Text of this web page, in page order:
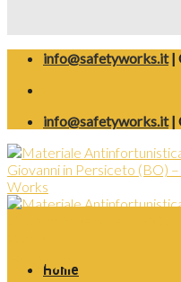
info@safetyworks.it|
info@safetyworks.it|
Home
Prodotti